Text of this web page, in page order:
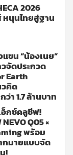
2026
หนุนไทยสู่ฐาน
ขน “น้องเนย”
จัดประกวด
Earth
คิด
ว่า 1.7 ล้านบาท
อ็กซ์คลูซีฟ!
Q05 ×
พร้อม
กมายแบบจัด
!